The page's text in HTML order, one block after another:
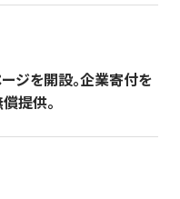
ジを開設。企業寄付を
提供。